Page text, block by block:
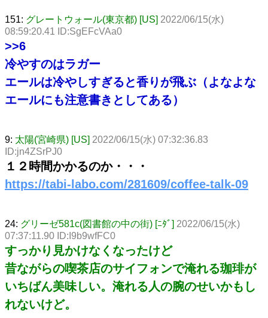
151: グレートウォール(東京都) [US] 2022/06/15(水)
08:59:20.41 ID:SgEFcVAa0
>>6
冷やすのはラガー
エールは冷やしすぎると香りが飛ぶ（よなよな
エールにも注意書きとしてある）
9: 太陽(宮崎県) [US] 2022/06/15(水) 07:32:36.83
ID:jn4ZSrPJ0
１２時間かかるのか・・・
https://tabi-labo.com/281609/coffee-talk-09
24: グリーゼ581c(図書館の中の街) [ﾆﾀﾞ] 2022/06/15(水)
07:37:11.90 ID:I9b9wfFC0
すっかり見かけなくなったけど
昔ながらの喫茶店のサイフォンで淹れる珈琲が
いちばん美味しい。淹れる人の腕のせいかもし
れないけど。